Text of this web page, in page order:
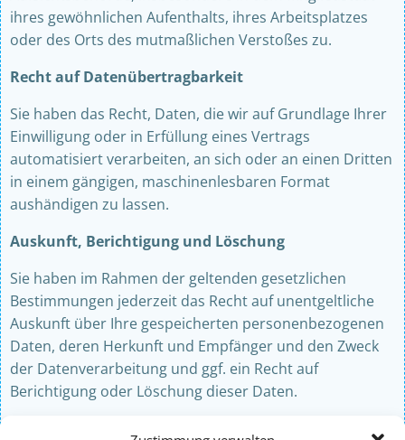
ihres gewöhnlichen Aufenthalts, ihres Arbeitsplatzes
oder des Orts des mutmaßlichen Verstoßes zu.
Recht auf Datenübertragbarkeit
Sie haben das Recht, Daten, die wir auf Grundlage Ihrer
Einwilligung oder in Erfüllung eines Vertrags
automatisiert verarbeiten, an sich oder an einen Dritten
in einem gängigen, maschinenlesbaren Format
aushändigen zu lassen.
Auskunft, Berichtigung und Löschung
Sie haben im Rahmen der geltenden gesetzlichen
Bestimmungen jederzeit das Recht auf unentgeltliche
Auskunft über Ihre gespeicherten personenbezogenen
Daten, deren Herkunft und Empfänger und den Zweck
der Datenverarbeitung und ggf. ein Recht auf
Berichtigung oder Löschung dieser Daten.